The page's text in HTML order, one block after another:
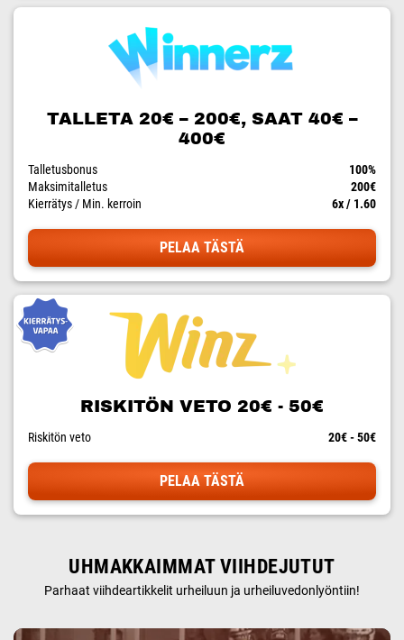
TALLETA 20€ – 200€, SAAT 40€ –
400€
Talletusbonus
100%
Maksimitalletus
200€
Kierrätys / Min. kerroin
6x / 1.60
PELAA TÄSTÄ
RISKITÖN VETO 20€ - 50€
Riskitön veto 20€ - 50€
PELAA TÄSTÄ
UHMAKKAIMMAT VIIHDEJUTUT
Parhaat viihdeartikkelit urheiluun ja urheiluvedonlyöntiin!